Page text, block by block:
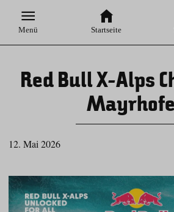
Menü Startseite
Red Bull X-Alps
12. Mai 2026